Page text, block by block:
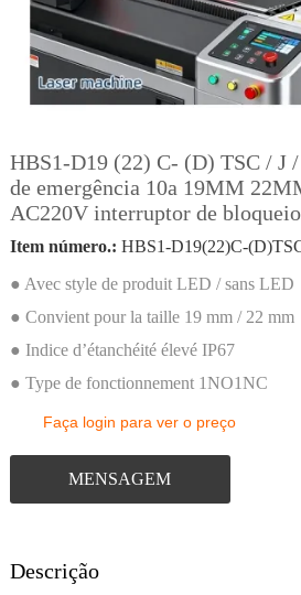
HBS1-D19 (22) C- (D) TSC / J /
de emergência 10a 19MM
AC220V interruptor de
Item número.: HBS1-D19(22)C-
● Avec style de produit LED / sans LED
● Convient pour la taille 19 mm / 22 mm
● Indice d’étanchéité élevé IP67
● Type de fonctionnement 1NO1NC
Faça login para ver o preço
MENSAGEM
Descrição